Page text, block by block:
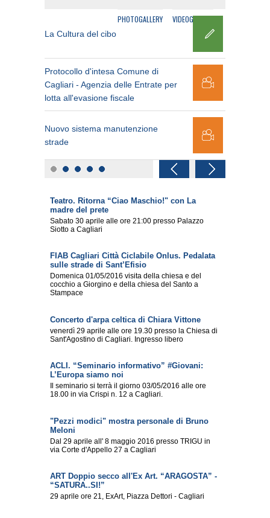
PHOTOGALLERY VIDEOGALLERY
La Cultura del cibo
Protocollo d'intesa Comune di
Cagliari - Agenzia delle Entrate per
lotta all'evasione fiscale
Nuovo sistema manutenzione
strade
Teatro. Ritorna “Ciao Maschio!" con La
madre del prete
Sabato 30 aprile alle ore 21:00 presso Palazzo
Siotto a Cagliari
FIAB Cagliari Città Ciclabile Onlus. Pedalata
sulle strade di Sant’Efisio
Domenica 01/05/2016 visita della chiesa e del
cocchio a Giorgino e della chiesa del Santo a
Stampace
Concerto d'arpa celtica di Chiara Vittone
venerdì 29 aprile alle ore 19.30 presso la Chiesa di
Sant'Agostino di Cagliari. Ingresso libero
ACLI. “Seminario informativo” #Giovani:
L’Europa siamo noi
Il seminario si terrà il giorno 03/05/2016 alle ore
18.00 in via Crispi n. 12 a Cagliari.
"Pezzi modici" mostra personale di Bruno
Meloni
Dal 29 aprile all' 8 maggio 2016 presso TRIGU in
via Corte d'Appello 27 a Cagliari
ART Doppio secco all'Ex Art. “ARAGOSTA” -
“SATURA..SI!”
29 aprile ore 21, ExArt, Piazza Dettori - Cagliari